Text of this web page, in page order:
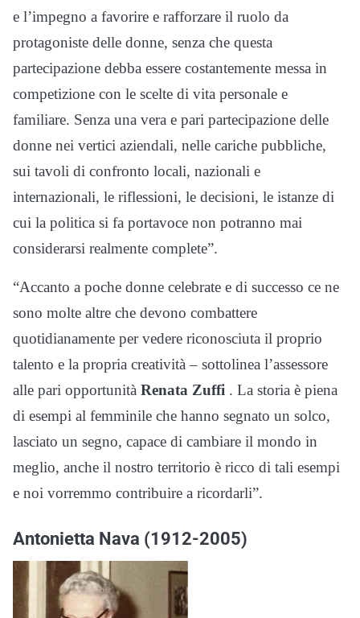
e l’impegno a favorire e rafforzare il ruolo da
protagoniste delle donne, senza che questa
partecipazione debba essere costantemente messa in
competizione con le scelte di vita personale e
familiare. Senza una vera e pari partecipazione delle
donne nei vertici aziendali, nelle cariche pubbliche,
sui tavoli di confronto locali, nazionali e
internazionali, le riflessioni, le decisioni, le istanze di
cui la politica si fa portavoce non potranno mai
considerarsi realmente complete”.
“Accanto a poche donne celebrate e di successo ce ne
sono molte altre che devono combattere
quotidianamente per vedere riconosciuta il proprio
talento e la propria creatività – sottolinea l’assessore
alle pari opportunità Renata Zuffi . La storia è piena
di esempi al femminile che hanno segnato un solco,
lasciato un segno, capace di cambiare il mondo in
meglio, anche il nostro territorio è ricco di tali esempi
e noi vorremmo contribuire a ricordarli”.
Antonietta Nava (1912-2005)